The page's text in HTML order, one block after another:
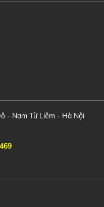
- Nam Từ Liêm - Hà Nội